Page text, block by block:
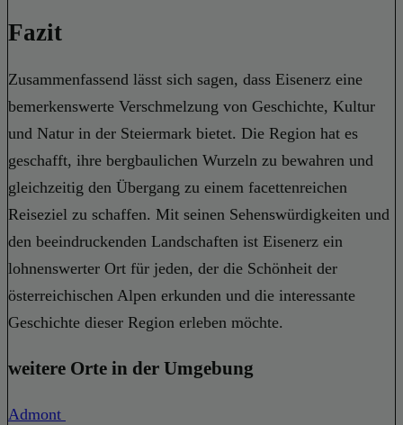
Fazit
Zusammenfassend lässt sich sagen, dass Eisenerz eine
bemerkenswerte Verschmelzung von Geschichte, Kultur
und Natur in der Steiermark bietet. Die Region hat es
geschafft, ihre bergbaulichen Wurzeln zu bewahren und
gleichzeitig den Übergang zu einem facettenreichen
Reiseziel zu schaffen. Mit seinen Sehenswürdigkeiten und
den beeindruckenden Landschaften ist Eisenerz ein
lohnenswerter Ort für jeden, der die Schönheit der
österreichischen Alpen erkunden und die interessante
Geschichte dieser Region erleben möchte.
weitere Orte in der Umgebung
Admont